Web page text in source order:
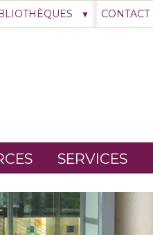
SERVICES
CONTACT